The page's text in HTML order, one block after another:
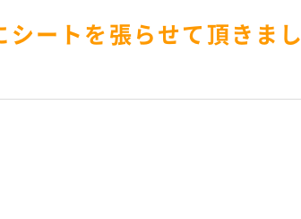
シートを張らせて頂きまし